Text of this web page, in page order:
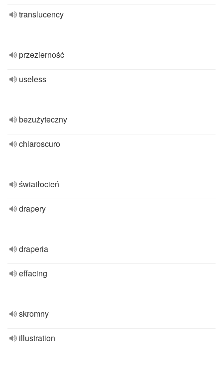
translucency
przezierność
useless
bezużyteczny
chiaroscuro
światłocień
drapery
draperia
effacing
skromny
illustration